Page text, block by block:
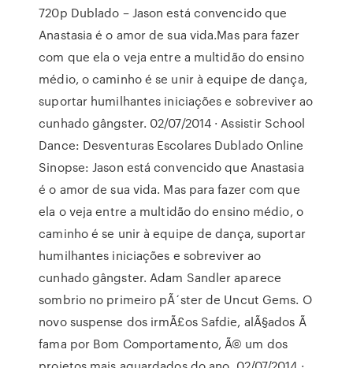
720p Dublado – Jason está convencido que
Anastasia é o amor de sua vida.Mas para fazer
com que ela o veja entre a multidão do ensino
médio, o caminho é se unir à equipe de dança,
suportar humilhantes iniciações e sobreviver ao
cunhado gângster. 02/07/2014 · Assistir School
Dance: Desventuras Escolares Dublado Online
Sinopse: Jason está convencido que Anastasia
é o amor de sua vida. Mas para fazer com que
ela o veja entre a multidão do ensino médio, o
caminho é se unir à equipe de dança, suportar
humilhantes iniciações e sobreviver ao
cunhado gângster. Adam Sandler aparece
sombrio no primeiro pÃ´ster de Uncut Gems. O
novo suspense dos irmÃ£os Safdie, alÃ§ados Ã
fama por Bom Comportamento, Ã© um dos